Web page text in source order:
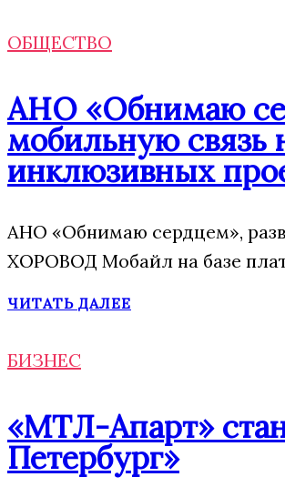
ОБЩЕСТВО
АНО «Обнимаю
мобильную связь
инклюзивных
АНО «Обнимаю сердцем»,
ХОРОВОД Мобайл на базе
ЧИТАТЬ ДАЛЕЕ
БИЗНЕС
«МТЛ-Апарт»
Петербург»